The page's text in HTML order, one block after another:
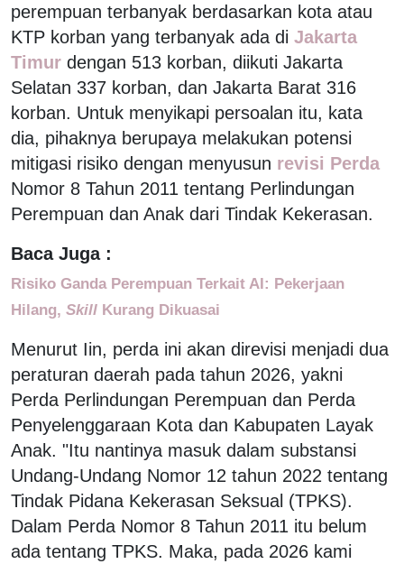
perempuan terbanyak berdasarkan kota atau
KTP korban yang terbanyak ada di Jakarta
Timur dengan 513 korban, diikuti Jakarta
Selatan 337 korban, dan Jakarta Barat 316
korban. Untuk menyikapi persoalan itu, kata
dia, pihaknya berupaya melakukan potensi
mitigasi risiko dengan menyusun revisi Perda
Nomor 8 Tahun 2011 tentang Perlindungan
Perempuan dan Anak dari Tindak Kekerasan.
Baca Juga :
Risiko Ganda Perempuan Terkait AI: Pekerjaan
Hilang, Skill Kurang Dikuasai
Menurut Iin, perda ini akan direvisi menjadi dua
peraturan daerah pada tahun 2026, yakni
Perda Perlindungan Perempuan dan Perda
Penyelenggaraan Kota dan Kabupaten Layak
Anak. "Itu nantinya masuk dalam substansi
Undang-Undang Nomor 12 tahun 2022 tentang
Tindak Pidana Kekerasan Seksual (TPKS).
Dalam Perda Nomor 8 Tahun 2011 itu belum
ada tentang TPKS. Maka, pada 2026 kami